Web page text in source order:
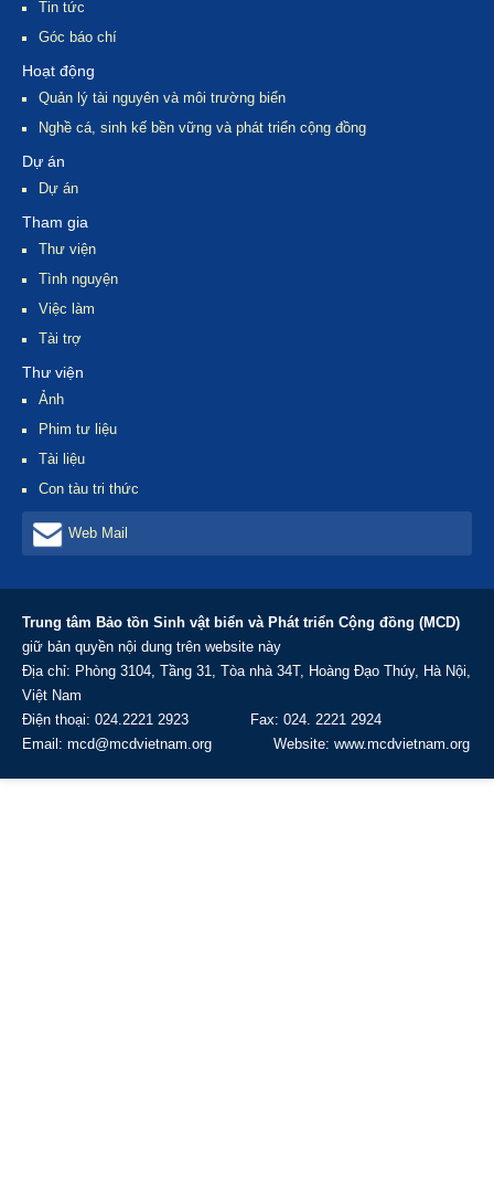
Tin tức
Góc báo chí
Hoạt động
Quản lý tài nguyên và môi trường biển
Nghề cá, sinh kế bền vững và phát triển cộng đồng
Dự án
Dự án
Tham gia
Thư viện
Tình nguyện
Việc làm
Tài trợ
Thư viện
Ảnh
Phim tư liệu
Tài liệu
Con tàu tri thức
Web Mail
Trung tâm Bảo tồn Sinh vật biển và Phát triển Cộng đồng (MCD)
giữ bản quyền nội dung trên website này
Địa chỉ: Phòng 3104, Tầng 31, Tòa nhà 34T, Hoàng Đạo Thúy, Hà Nội,
Việt Nam
Điện thoại: 024.2221 2923 Fax: 024. 2221 2924
Email: mcd@mcdvietnam.org Website: www.mcdvietnam.org